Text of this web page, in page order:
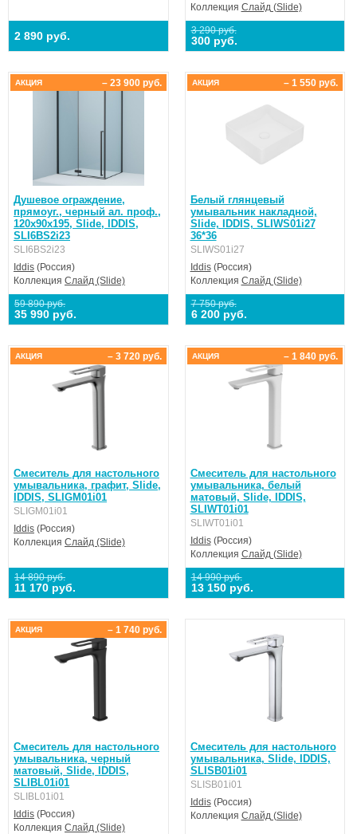
2 890 руб.
Коллекция Слайд (Slide)
3 290 руб.
300 руб.
Душевое ограждение,
прямоуг., черный ал. проф.,
120x90x195, Slide, IDDIS,
SLI6BS2i23
SLI6BS2i23
Iddis (Россия)
Коллекция Слайд (Slide)
59 890 руб.
35 990 руб.
– 23 900 руб.
АКЦИЯ
Белый глянцевый
умывальник накладной,
Slide, IDDIS, SLIWS01i27
36*36
SLIWS01i27
Iddis(Россия)
Коллекция Слайд (Slide)
7 750 руб.
6 200 руб.
– 1 550 руб.
АКЦИЯ
Смеситель для настольного
умывальника, графит, Slide,
IDDIS, SLIGM01i01
SLIGM01i01
Iddis (Россия)
Коллекция Слайд (Slide)
14 890 руб.
11 170 руб.
– 3 720 руб.
АКЦИЯ
Смеситель для настольного
умывальника, белый
матовый, Slide, IDDIS,
SLIWT01i01
SLIWT01i01
Iddis(Россия)
Коллекция Слайд (Slide)
14 990 руб.
13 150 руб.
– 1 840 руб.
АКЦИЯ
Смеситель для настольного
умывальника, черный
матовый, Slide, IDDIS,
SLIBL01i01
SLIBL01i01
Iddis (Россия)
Коллекция Слайд (Slide)
– 1 740 руб.
АКЦИЯ
Смеситель для настольного
умывальника, Slide, IDDIS,
SLISB01i01
SLISB01i01
Iddis(Россия)
Коллекция Слайд (Slide)